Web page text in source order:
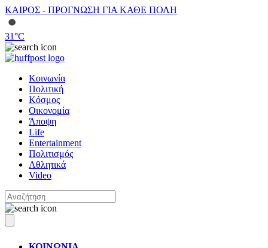
ΚΑΙΡΟΣ - ΠΡΟΓΝΩΣΗ ΓΙΑ ΚΑΘΕ ΠΟΛΗ
31°C
Κοινωνία
Πολιτική
Κόσμος
Οικονομία
Άποψη
Life
Entertainment
Πολιτισμός
Αθλητικά
Video